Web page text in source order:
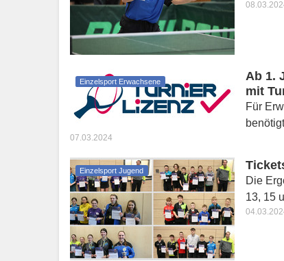
Einzelsport Erwachsene
Ab 1.
mit
Für
benötigt
07.03.2024
Einzelsport Jugend
Die
13, 15